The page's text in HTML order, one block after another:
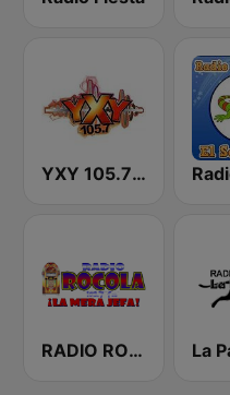
YXY 105.7 FM
RADIO ROCOLA 103.7 FM